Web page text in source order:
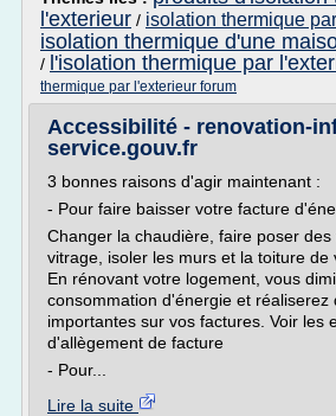
l'exterieur / isolation thermique
isolation thermique d'une
/ l'isolation thermique par
thermique par l'exterieur forum
Accessibilité - renovation-
service.gouv.fr
3 bonnes raisons d'agir maintenant :
- Pour faire baisser votre facture
Changer la chaudière, faire poser
vitrage, isoler les murs et la toiture de
En rénovant votre logement, vous
consommation d'énergie et réaliserez
importantes sur vos factures. Voir les
d'allègement de facture
- Pour...
Lire la suite